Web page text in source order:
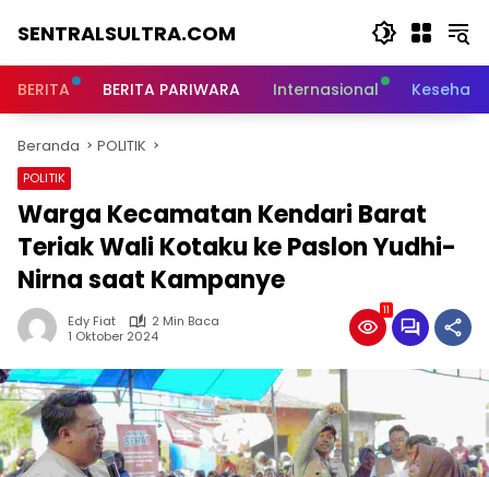
SENTRALSULTRA.COM
BERITA BERITA PARIWARA Internasional
Beranda POLITIK
POLITIK
Warga Kecamatan Kendari Barat
Teriak Wali Kotaku ke Paslon Yudhi-
Nirna saat Kampanye
Edy Fiat
2 Min Baca
1 Oktober 2024
11